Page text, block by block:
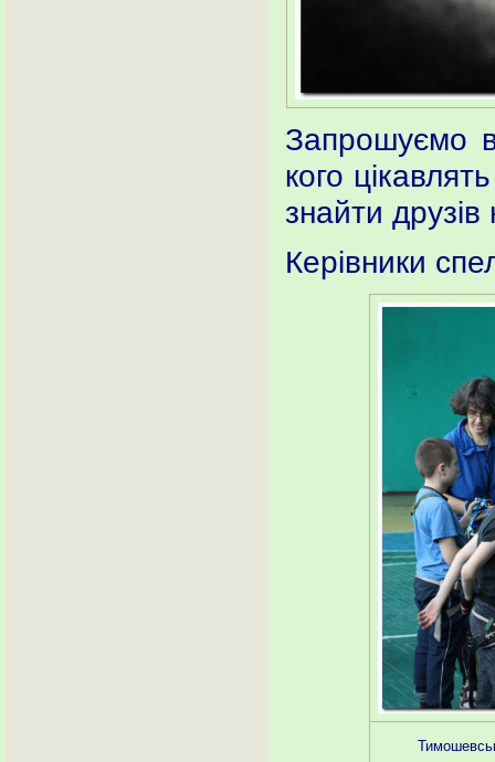
Запрошуємо
кого
знайти
Керівники